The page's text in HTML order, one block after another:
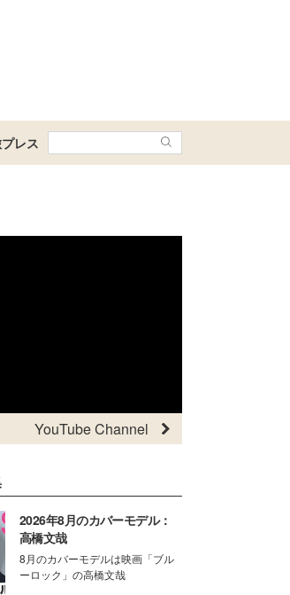
レス
YouTube Channel
2026年8月のカバーモデル：
高橋文哉
8月のカバーモデルは映画「ブル
ーロック」の高橋文哉